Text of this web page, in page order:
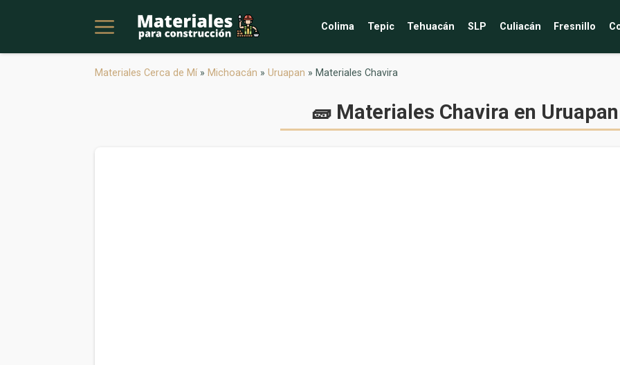
Colima Tepic Tehuacán SLP Culiacán Fresnillo
Materiales Cerca de Mí» Michoacán » Uruapan » Materiales Chavira
🧱 Materiales Chavira en Uruapan